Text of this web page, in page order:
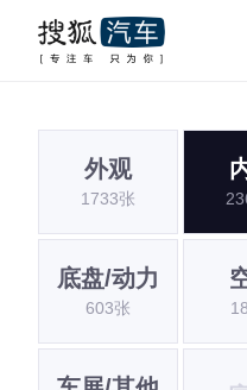
外观
1733张
底盘/动力
603张